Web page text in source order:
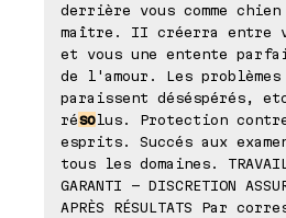
derrière vous comme
maître. II créerra entre
et vous une entente
de l'amour. Les
paraissent déséspérés,
résolus. Protection
esprits. Succés aux
tous les domaines. TRAVAIL
GARANTI - DISCRETION
APRÈS RÉSULTATS Par